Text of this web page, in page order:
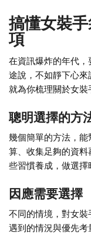
搞懂女裝
項
在資訊爆炸的年代
途說，不如靜下心
就為你梳理關於女裝
聰明選擇的方
幾個簡單的方法，
算、收集足夠的資
些習慣養成，做選擇
因應需要選擇
不同的情境，對女
遇到的情況與優先